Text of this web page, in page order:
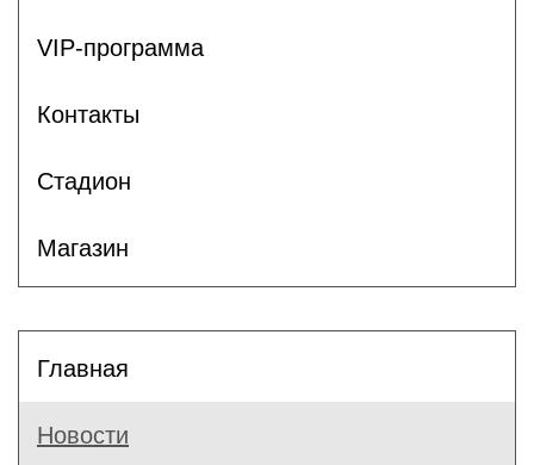
VIP-программа
Контакты
Стадион
Магазин
Главная
Новости